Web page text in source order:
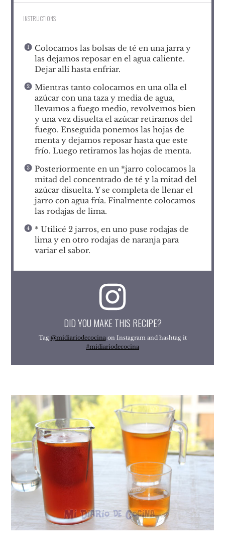
INSTRUCTIONS
Colocamos las bolsas de té en una jarra y
las dejamos reposar en el agua caliente.
Dejar allí hasta enfriar.
Mientras tanto colocamos en una olla el
azúcar con una taza y media de agua,
llevamos a fuego medio, revolvemos bien
y una vez disuelta el azúcar retiramos del
fuego. Enseguida ponemos las hojas de
menta y dejamos reposar hasta que este
frío. Luego retiramos las hojas de menta.
Posteriormente en un *jarro colocamos la
mitad del concentrado de té y la mitad del
azúcar disuelta. Y se completa de llenar el
jarro con agua fría. Finalmente colocamos
las rodajas de lima.
* Utilicé 2 jarros, en uno puse rodajas de
lima y en otro rodajas de naranja para
variar el sabor.
DID YOU MAKE THIS RECIPE?
Tag @midiariodecocina on Instagram and hashtag it
#midiariodecocina